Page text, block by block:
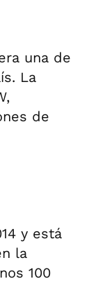
una de
La
de
y está
la
100